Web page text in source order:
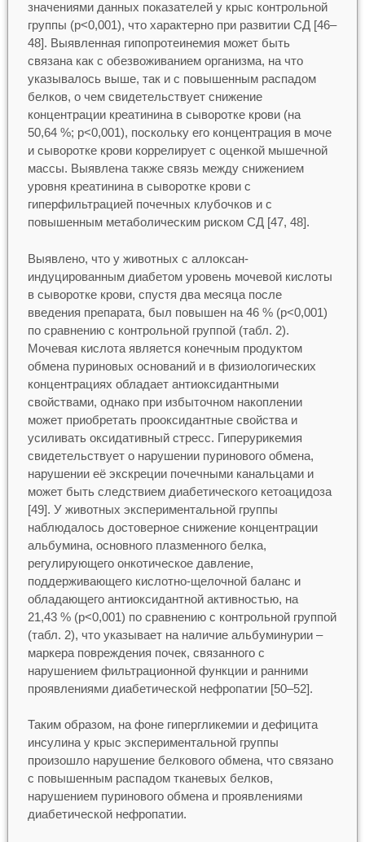
значениями данных показателей у крыс контрольной
группы (p<0,001), что характерно при развитии СД [46–
48]. Выявленная гипопротеинемия может быть
связана как с обезвоживанием организма, на что
указывалось выше, так и с повышенным распадом
белков, о чем свидетельствует снижение
концентрации креатинина в сыворотке крови (на
50,64 %; p<0,001), поскольку его концентрация в моче
и сыворотке крови коррелирует с оценкой мышечной
массы. Выявлена также связь между снижением
уровня креатинина в сыворотке крови с
гиперфильтрацией почечных клубочков и с
повышенным метаболическим риском СД [47, 48].
Выявлено, что у животных с аллоксан-
индуцированным диабетом уровень мочевой кислоты
в сыворотке крови, спустя два месяца после
введения препарата, был повышен на 46 % (p<0,001)
по сравнению с контрольной группой (табл. 2).
Мочевая кислота является конечным продуктом
обмена пуриновых оснований и в физиологических
концентрациях обладает антиоксидантными
свойствами, однако при избыточном накоплении
может приобретать прооксидантные свойства и
усиливать оксидативный стресс. Гиперурикемия
свидетельствует о нарушении пуринового обмена,
нарушении её экскреции почечными канальцами и
может быть следствием диабетического кетоацидоза
[49]. У животных экспериментальной группы
наблюдалось достоверное снижение концентрации
альбумина, основного плазменного белка,
регулирующего онкотическое давление,
поддерживающего кислотно-щелочной баланс и
обладающего антиоксидантной активностью, на
21,43 % (p<0,001) по сравнению с контрольной группой
(табл. 2), что указывает на наличие альбуминурии –
маркера повреждения почек, связанного с
нарушением фильтрационной функции и ранними
проявлениями диабетической нефропатии [50–52].
Таким образом, на фоне гипергликемии и дефицита
инсулина у крыс экспериментальной группы
произошло нарушение белкового обмена, что связано
с повышенным распадом тканевых белков,
нарушением пуринового обмена и проявлениями
диабетической нефропатии.